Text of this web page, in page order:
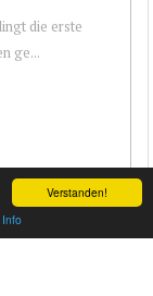
Verstanden!
Info
die erste
ge...